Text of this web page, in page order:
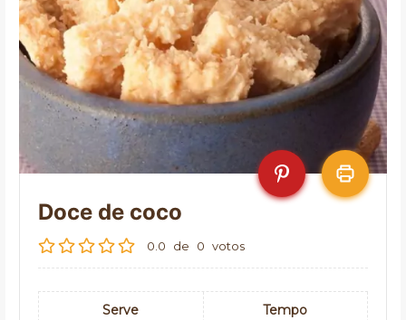
Doce de coco
0.0 de 0 votos
Serve Tempo